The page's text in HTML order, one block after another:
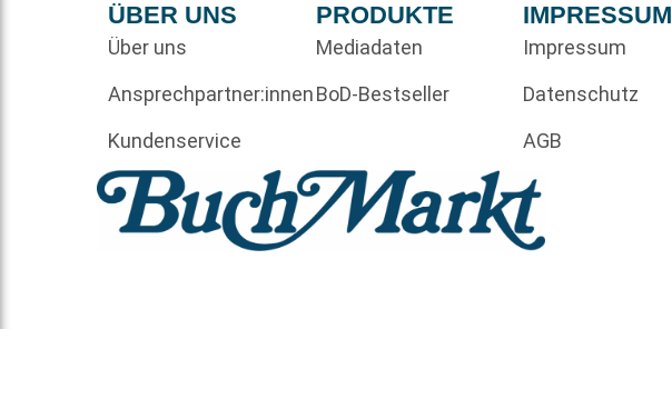
ÜBER UNS
Über uns
Ansprechpartner:innen
Kundenservice
PRODUKTE
Mediadaten
BoD-Bestseller
IMPRESSUM
Impressum
Datenschutz
AGB